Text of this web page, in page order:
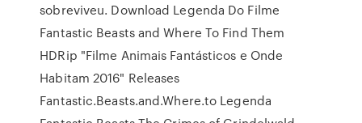
sobreviveu. Download Legenda Do Filme
Fantastic Beasts and Where To Find Them
HDRip "Filme Animais Fantásticos e Onde
Habitam 2016" Releases
Fantastic.Beasts.and.Where.to Legenda